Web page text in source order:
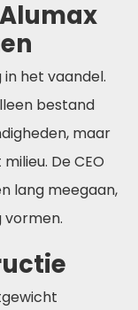
het vaandel.
bestand
maar
De CEO
lang meegaan,
vormen.